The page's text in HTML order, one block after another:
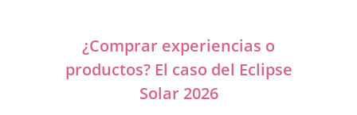
¿Comprar experiencias o
productos? El caso del Eclipse
Solar 2026